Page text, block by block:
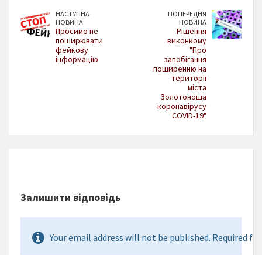
НАСТУПНА
НОВИНА
Просимо не
поширювати
фейкову
інформацію
ПОПЕРЕДНЯ
НОВИНА
Рішення
виконкому
"Про
запобігання
поширенню на
території
міста
Золотоноша
коронавірусу
COVID-19"
Залишити відповідь
Your email address will not be published. Required